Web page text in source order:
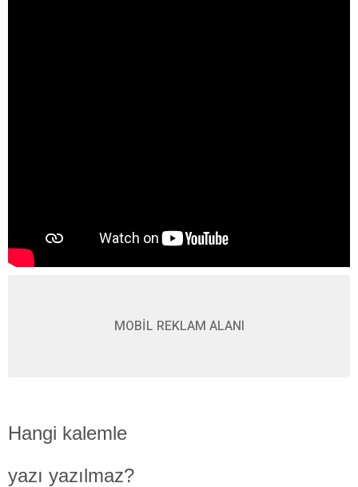
MOBİL REKLAM ALANI
Hangi kalemle
yazı yazılmaz?